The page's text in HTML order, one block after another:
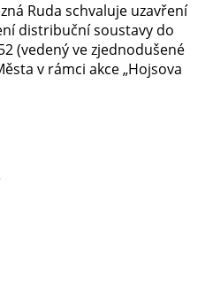
Ruda schvaluje uzavření
distribuční soustavy do
(vedený ve zjednodušené
v rámci akce „Hojsova